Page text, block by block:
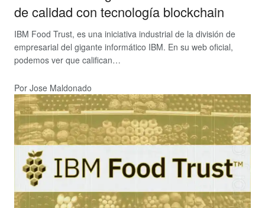
de calidad con tecnología blockchain
IBM Food Trust, es una iniciativa industrial de la división de
empresarial del gigante informático IBM. En su web oficial,
podemos ver que califican…
Por Jose Maldonado